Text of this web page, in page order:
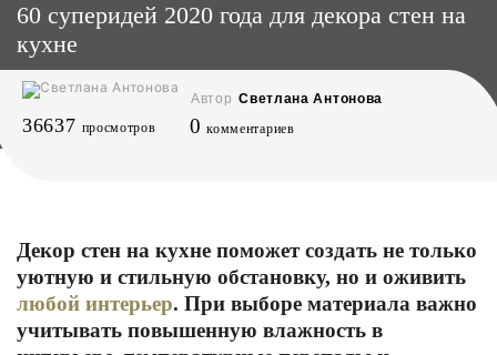
60 суперидей 2020 года для декора стен на
кухне
Автор Светлана Антонова
36637 просмотров 0 комментариев
Декор стен на кухне поможет создать не только
уютную и стильную обстановку, но и оживить
любой интерьер. При выборе материала важно
учитывать повышенную влажность в